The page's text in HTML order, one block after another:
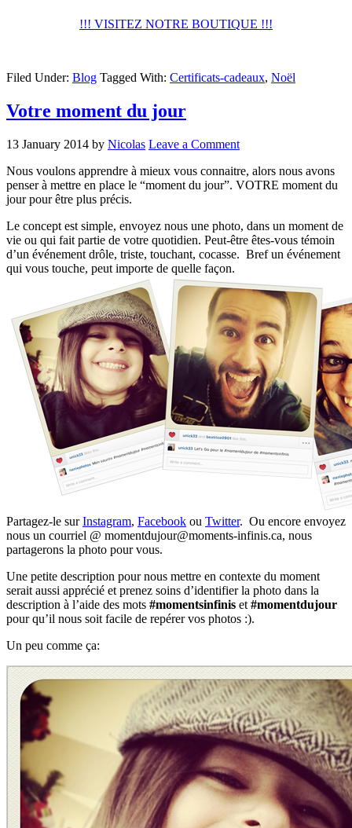
!!! VISITEZ NOTRE BOUTIQUE !!!
Filed Under: Blog Tagged With: Certificats-cadeaux, Noël
Votre moment du jour
13 January 2014 by Nicolas Leave a Comment
Nous voulons apprendre à mieux vous connaitre, alors nous avons
penser à mettre en place le “moment du jour”. VOTRE moment du
jour pour être plus précis.
Le concept est simple, envoyez nous une photo, dans un moment de
vie ou qui fait partie de votre quotidien. Peut-être êtes-vous témoin
d’un événement drôle, triste, touchant, cocasse. Bref un événement
qui vous touche, peut importe de quelle façon.
Partagez-le surInstagram, Facebook ou Twitter. Ou encore envoyez
nous un courriel @ momentdujour@moments-infinis.ca, nous
partagerons la photo pour vous.
Une petite description pour nous mettre en contexte du moment
serait aussi apprécié et prenez soins d’identifier la photo dans la
description à l’aide des mots #momentsinfinis et #momentdujour
pour qu’il nous soit facile de repérer vos photos :).
Un peu comme ça: